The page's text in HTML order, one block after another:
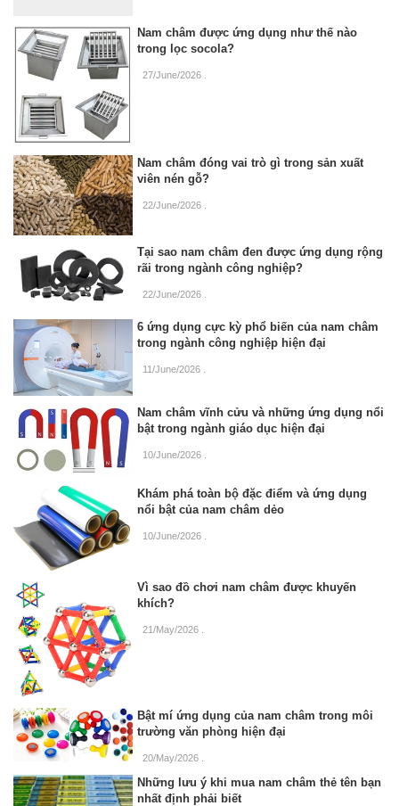
Nam châm được ứng dụng như thế nào
trong lọc socola?
27/June/2026
Nam châm đóng vai trò gì trong sản xuất
viên nén gỗ?
22/June/2026
Tại sao nam châm đen được ứng dụng rộng
rãi trong ngành công nghiệp?
22/June/2026
6 ứng dụng cực kỳ phổ biến của nam châm
trong ngành công nghiệp hiện đại
11/June/2026
Nam châm vĩnh cửu và những ứng dụng nổi
bật trong ngành giáo dục hiện đại
10/June/2026
Khám phá toàn bộ đặc điểm và ứng dụng
nổi bật của nam châm dẻo
10/June/2026 .
Vì sao đồ chơi nam châm được khuyến
khích?
21/May/2026
Bật mí ứng dụng của nam châm trong môi
trường văn phòng hiện đại
20/May/2026
Những lưu ý khi mua nam châm thẻ tên bạn
nhất định phải biết